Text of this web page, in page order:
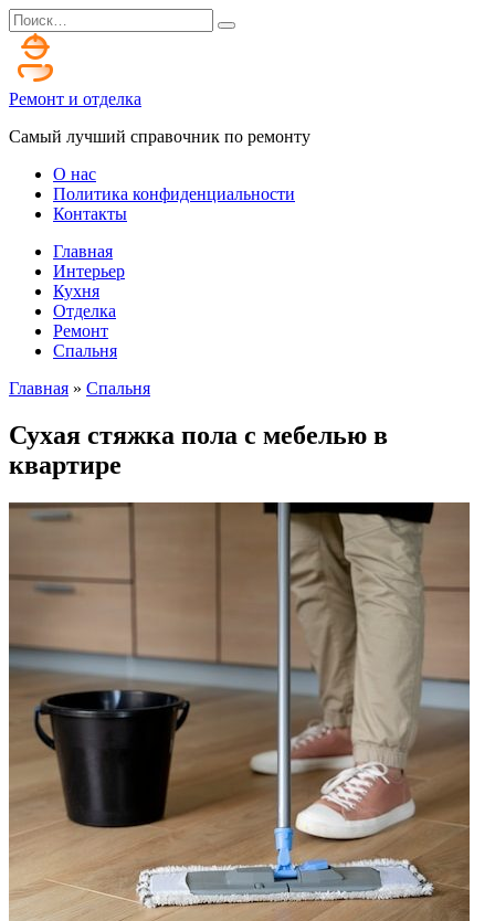
Перейти
к
содержанию
Search
for:
Ремонт и отделка
Самый лучший справочник по ремонту
О нас
Политика конфиденциальности
Контакты
Главная
Интерьер
Кухня
Отделка
Ремонт
Спальня
Главная » Спальня
Сухая стяжка пола с мебелью в
квартире